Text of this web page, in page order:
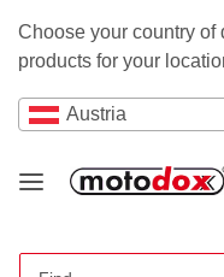
Choose your country of
products for your
Austria